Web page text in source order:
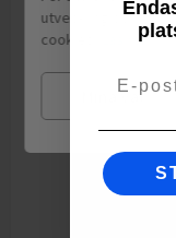
utveckling och ha
cookies.
Läs mer
Mina val